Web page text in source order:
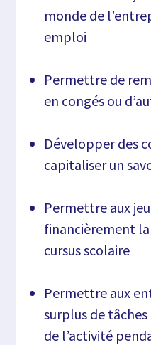
monde de
emploi
Permettre de
en congés ou
Développer des
capitaliser un
Permettre aux
financièrement
cursus scolaire
Permettre aux
surplus de tâches
de l’activité